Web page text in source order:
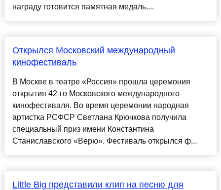
награду готовится памятная медаль....
Открылся Московский международный
кинофестиваль
В Москве в театре «Россия» прошла церемония
открытия 42-го Московского международного
кинофестиваля. Во время церемонии народная
артистка РСФСР Светлана Крючкова получила
специальный приз имени Константина
Станиславского «Верю». Фестиваль открылся ф...
Little Big представили клип на песню для